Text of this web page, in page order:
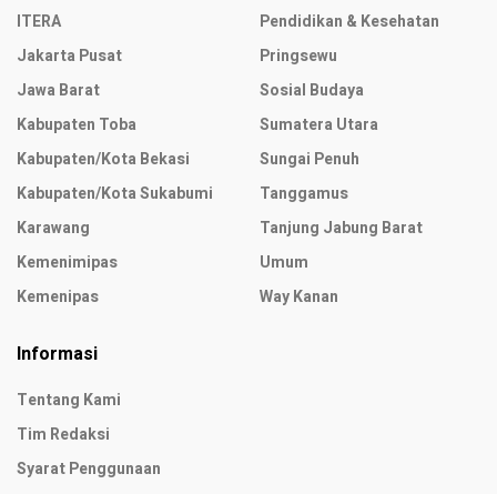
ITERA
Jakarta Pusat
Jawa Barat
Kabupaten Toba
Kabupaten/Kota Bekasi
Kabupaten/Kota Sukabumi
Karawang
Kemenimipas
Kemenipas
Pendidikan & Kesehatan
Pringsewu
Sosial Budaya
Sumatera Utara
Sungai Penuh
Tanggamus
Tanjung Jabung Barat
Umum
Way Kanan
Informasi
Tentang Kami
Tim Redaksi
Syarat Penggunaan